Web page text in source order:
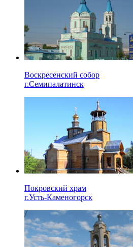
Воскресенский собор
г.Семипалатинск
Покровский храм
г.Усть-Каменогорск